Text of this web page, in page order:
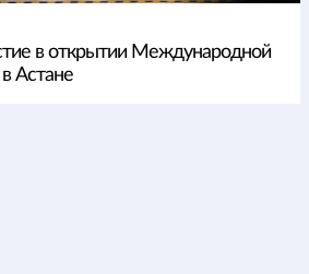
в открытии Международной
Астане